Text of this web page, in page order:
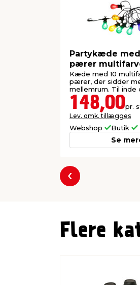
Partykæde med
pærer
Kæde med 10
pærer, der sidder
mellemrum. Til inde
148,00pr.
Lev. omk. tillægges
Webshop Butik
Se
Forrige
Flere